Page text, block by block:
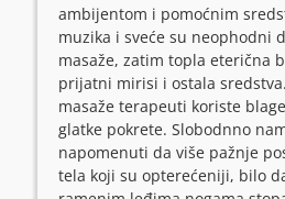
ambijentom i pomoćnim
muzika i sveće su neophodni
masaže, zatim topla eterična
prijatni mirisi i ostala
masaže terapeuti koriste
glatke pokrete. Slobodnno
napomenuti da više pažnje
tela koji su opterećeniji, bilo